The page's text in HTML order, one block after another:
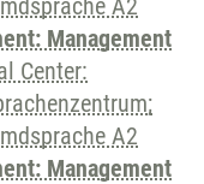
A2
Management
Center:
A2
Management